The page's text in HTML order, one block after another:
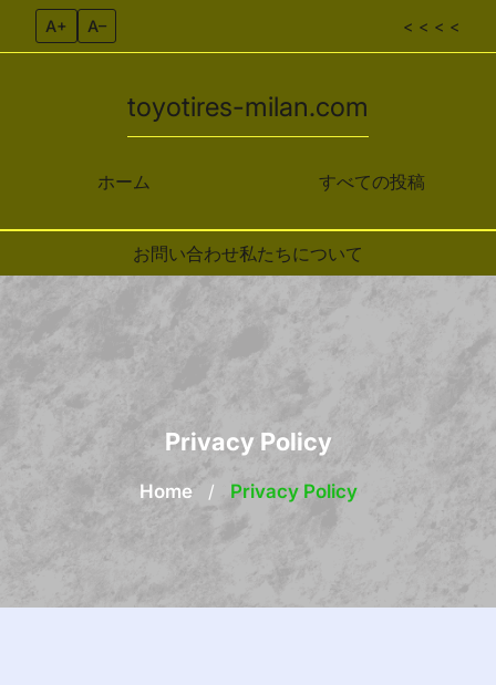
A+ A– < < < <
ホーム
toyotires-milan.com
すべての投稿
お問い合わせ私たちについて
Privacy Policy
Home / Privacy Policy